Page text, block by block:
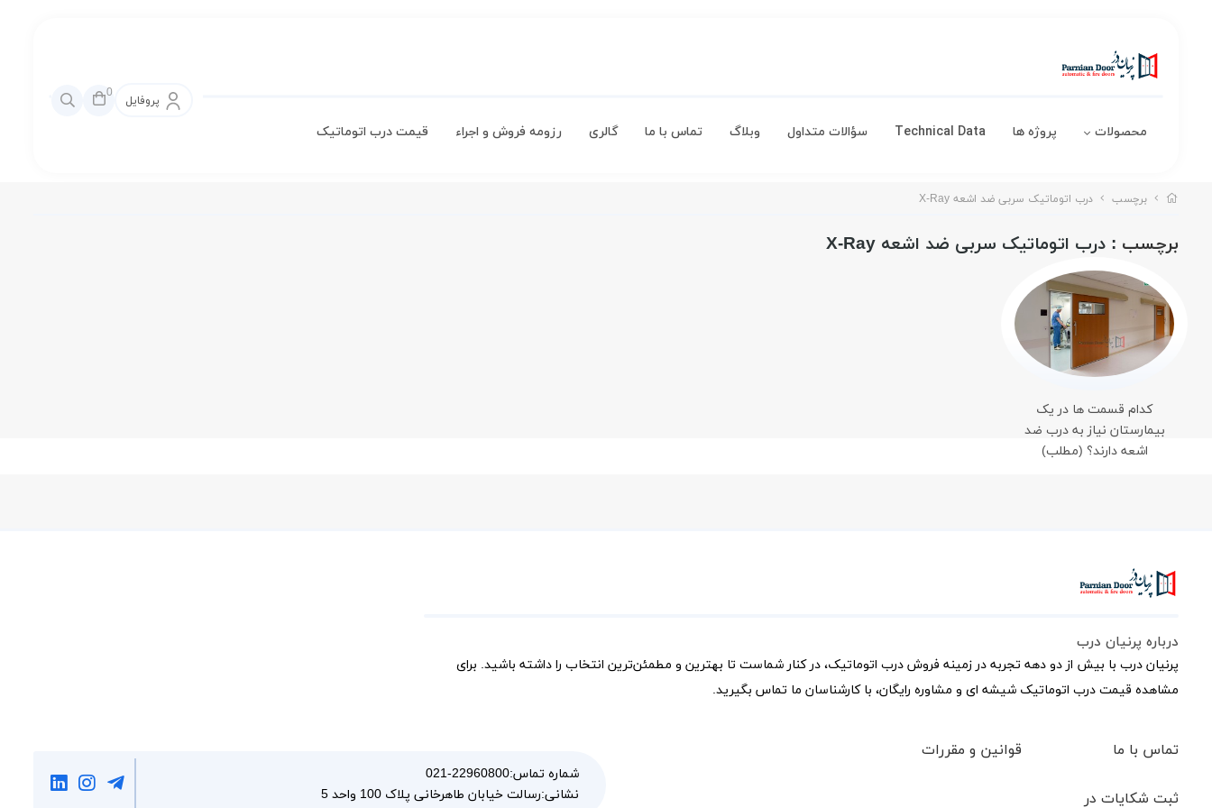
محصولات پروژه ها Technical Data سؤالات متداول وبلاگ تماس با ما گالری رزومه فروش و اجراء قیمت درب اتوماتیک
پروفایل
0
برچسب درب اتوماتیک سربی ضد اشعه X-Ray
برچسب : درب اتوماتیک سربی ضد اشعه X-Ray
کدام قسمت ها در یک
بیمارستان نیاز به درب ضد
اشعه دارند؟ (مطلب)
درباره پرنیان درب
پرنیان درب با بیش از دو دهه تجربه در زمینه فروش درب اتوماتیک، در کنار شماست تا بهترین و مطمئن‌ترین انتخاب را داشته باشید. برای
مشاهده قیمت درب اتوماتیک شیشه ای و مشاوره رایگان، با کارشناسان ما تماس بگیرید.
تماس با ما قوانین و مقررات
ثبت شکایات در
شماره تماس:021-22960800
نشانی:رسالت خیابان طاهرخانی پلاک 100 واحد 5